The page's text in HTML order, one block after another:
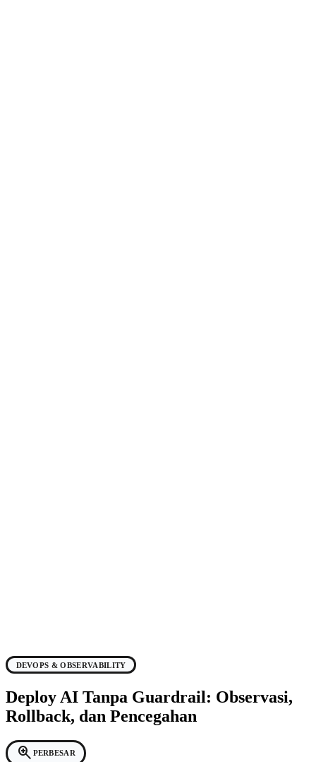
DEVOPS & OBSERVABILITY
Deploy AI Tanpa Guardrail: Observasi,
Rollback, dan Pencegahan
zoom_in PERBESAR